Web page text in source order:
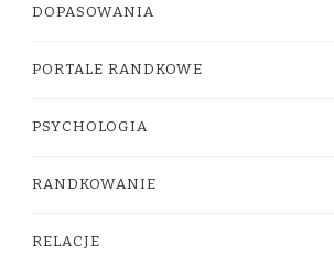
DOPASOWANIA
PORTALE RANDKOWE
PSYCHOLOGIA
RANDKOWANIE
RELACJE